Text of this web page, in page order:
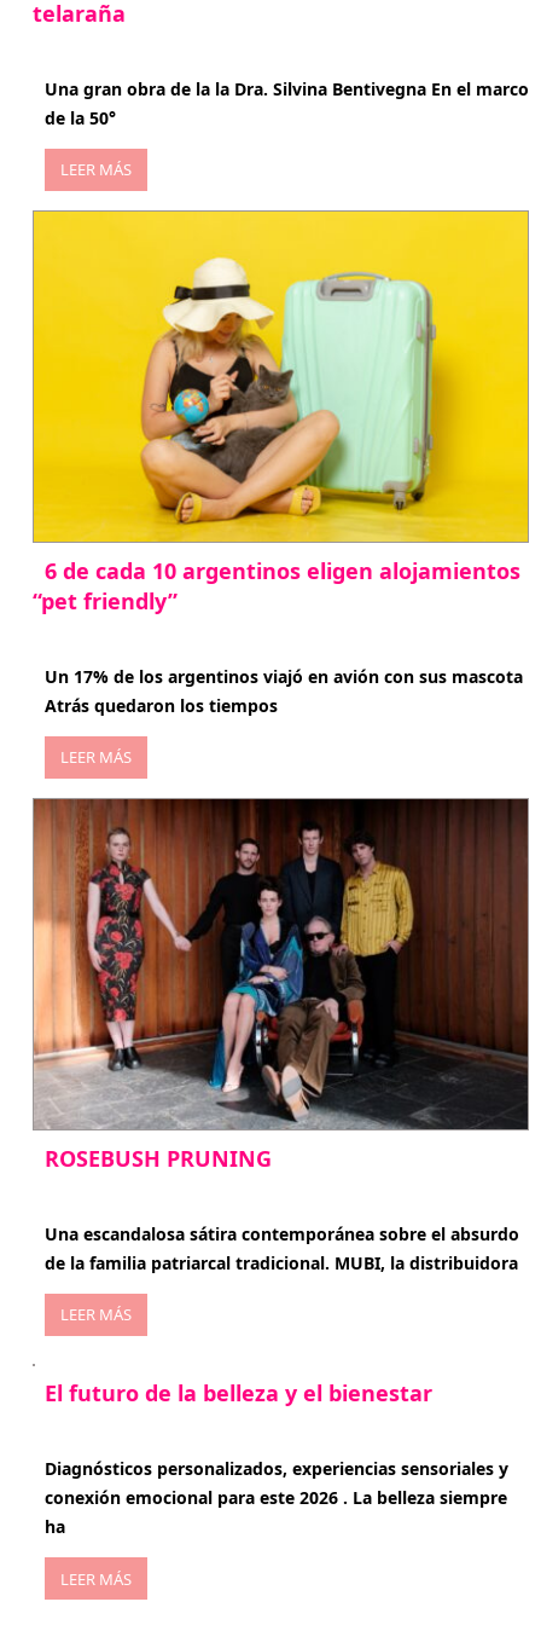
telaraña
Una gran obra de la la Dra. Silvina Bentivegna En el marco
de la 50°
LEER MÁS
6 de cada 10 argentinos eligen alojamientos
“pet friendly”
Un 17% de los argentinos viajó en avión con sus mascota
Atrás quedaron los tiempos
LEER MÁS
ROSEBUSH PRUNING
Una escandalosa sátira contemporánea sobre el absurdo
de la familia patriarcal tradicional. MUBI, la distribuidora
LEER MÁS
El futuro de la belleza y el bienestar
Diagnósticos personalizados, experiencias sensoriales y
conexión emocional para este 2026 . La belleza siempre
ha
LEER MÁS